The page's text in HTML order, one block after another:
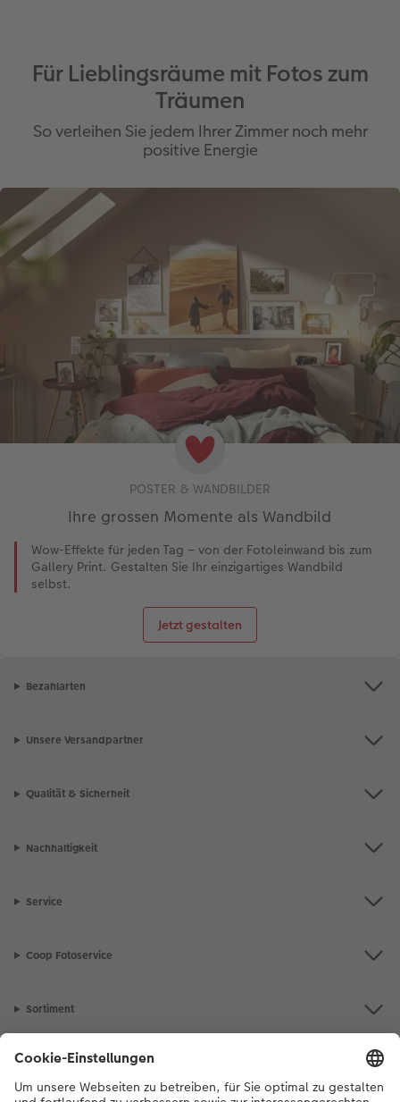
Für Lieblingsräume mit Fotos zum
Träumen
So verleihen Sie jedem Ihrer Zimmer noch mehr
positive Energie
POSTER & WANDBILDER
Ihre grossen Momente als Wandbild
Wow-Effekte für jeden Tag – von der Fotoleinwand bis zum
Gallery Print. Gestalten Sie Ihr einzigartiges Wandbild
selbst.
Jetzt gestalten
Bezahlarten
Unsere Versandpartner
Qualität & Sicherheit
Nachhaltigkeit
Service
Coop Fotoservice
Sortiment
Inspiration